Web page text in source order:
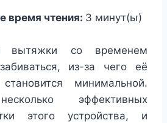
время чтения: 3 минут(ы)
вытяжки со временем
из-за чего её
минимальной.
эффективных
этого устройства, и